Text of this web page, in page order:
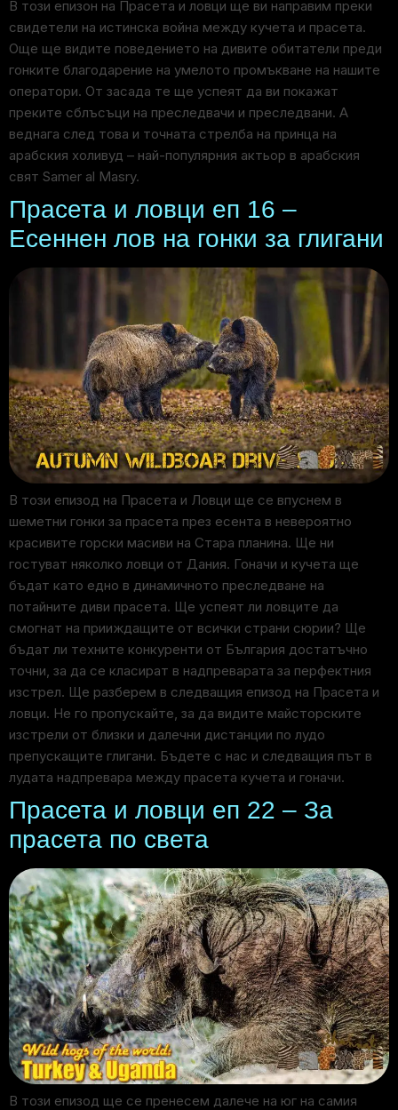
В този епизон на Прасета и ловци ще ви направим преки
свидетели на истинска война между кучета и прасета.
Още ще видите поведението на дивите обитатели преди
гонките благодарение на умелото промъкване на нашите
оператори. От засада те ще успеят да ви покажат
преките сблъсъци на преследвачи и преследвани. А
веднага след това и точната стрелба на принца на
арабския холивуд – най-популярния актьор в арабския
свят Samer al Masry.
Прасета и ловци еп 16 –
Есеннен лов на гонки за глигани
В този епизод на Прасета и Ловци ще се впуснем в
шеметни гонки за прасета през есента в невероятно
красивите горски масиви на Стара планина. Ще ни
гостуват няколко ловци от Дания. Гоначи и кучета ще
бъдат като едно в динамичното преследване на
потайните диви прасета. Ще успеят ли ловците да
смогнат на прииждащите от всички страни сюрии? Ще
бъдат ли техните конкуренти от България достатъчно
точни, за да се класират в надпреварата за перфектния
изстрел. Ще разберем в следващия епизод на Прасета и
ловци. Не го пропускайте, за да видите майсторските
изстрели от близки и далечни дистанции по лудо
препускащите глигани. Бъдете с нас и следващия път в
лудата надпревара между прасета кучета и гоначи.
Прасета и ловци еп 22 – За
прасета по света
В този епизод ще се пренесем далече на юг на самия